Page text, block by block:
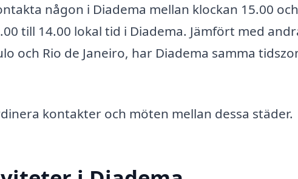
någon i Diadema mellan klockan 15.00 och
till 14.00 lokal tid i Diadema. Jämfört med
och Rio de Janeiro, har Diadema samma
kontakter och möten mellan dessa städer.